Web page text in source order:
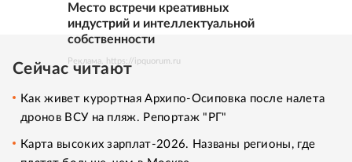
Место встречи креативных
индустрий и интеллектуальной
собственности
Реклама. https://ipquorum.ru
Сейчас читают
Как живет курортная Архипо-Осиповка после налета
дронов ВСУ на пляж. Репортаж "РГ"
Карта высоких зарплат-2026. Названы регионы, где